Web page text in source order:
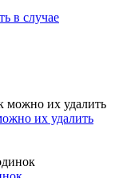
в случае
их удалить